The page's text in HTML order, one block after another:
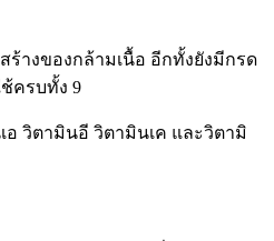
ร้างของกล้ามเนื้อ อีกทั้งยังมีกรด
ครบทั้ง 9
อ วิตามินอี วิตามินเค และวิตามิ